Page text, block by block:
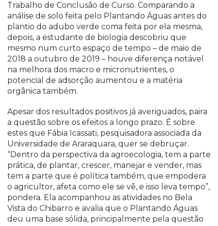
Trabalho de Conclusão de Curso. Comparando a
análise de solo feita pelo Plantando Águas antes do
plantio do adubo verde coma feita por ela mesma,
depois, a estudante de biologia descobriu que
mesmo num curto espaço de tempo – de maio de
2018 a outubro de 2019 – houve diferença notável
na melhora dos macro e micronutrientes, o
potencial de adsorção aumentou e a matéria
orgânica também.
Apesar dos resultados positivos já averiguados, paira
a questão sobre os efeitos a longo prazo. É sobre
estes que Fábia Icassati, pesquisadora associada da
Universidade de Araraquara, quer se debruçar.
“Dentro da perspectiva da agroecologia, tem a parte
prática, de plantar, crescer, manejar e vender, mas
tem a parte que é política também, que empodera
o agricultor, afeta como ele se vê, e isso leva tempo”,
pondera. Ela acompanhou as atividades no Bela
Vista do Chibarro e avalia que o Plantando Águas
deu uma base sólida, principalmente pela questão